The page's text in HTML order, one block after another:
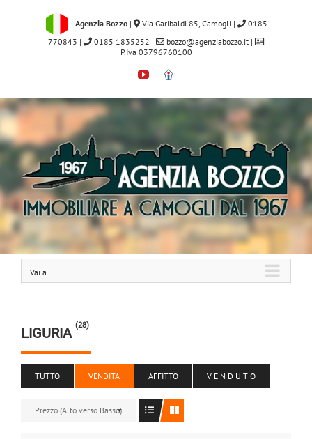
| Agenzia Bozzo | Via Garibaldi 85, Camogli |
0185
770843 | 0185 1835252 | bozzo@agenziabozzo.it|
P.Iva 03796760100
YouTube
Immobiliare.it
Vai a...
LIGURIA (28)
TUTTO VENDITA AFFITTO V E N D U T O
Prezzo (Alto verso Basso)